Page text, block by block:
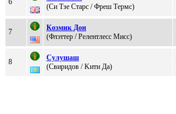
6
(Cи Tзе Cтaрc / Фреш Tермc)
7
Кoзмик Дoн
(Флэттер / Релентлесс Мисс)
8
Сулушaш
(Свиpидoв / Kити Да)